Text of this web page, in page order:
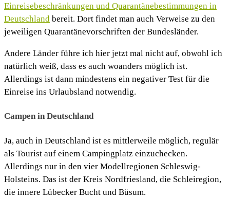
Einreisebeschränkungen und Quarantänebestimmungen in
Deutschland bereit. Dort findet man auch Verweise zu den
jeweiligen Quarantänevorschriften der Bundesländer.
Andere Länder führe ich hier jetzt mal nicht auf, obwohl ich
natürlich weiß, dass es auch woanders möglich ist.
Allerdings ist dann mindestens ein negativer Test für die
Einreise ins Urlaubsland notwendig.
Campen in Deutschland
Ja, auch in Deutschland ist es mittlerweile möglich, regulär
als Tourist auf einem Campingplatz einzuchecken.
Allerdings nur in den vier Modellregionen Schleswig-
Holsteins. Das ist der Kreis Nordfriesland, die Schleiregion,
die innere Lübecker Bucht und Büsum.